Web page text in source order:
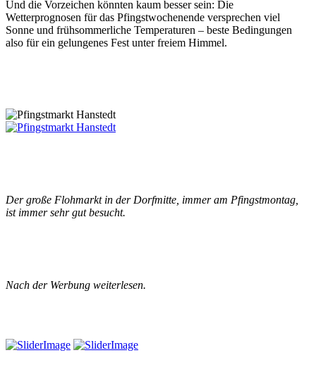
Und die Vorzeichen könnten kaum besser sein: Die
Wetterprognosen für das Pfingstwochenende versprechen viel
Sonne und frühsommerliche Temperaturen – beste Bedingungen
also für ein gelungenes Fest unter freiem Himmel.
Der große Flohmarkt in der Dorfmitte, immer am Pfingstmontag,
ist immer sehr gut besucht.
Nach der Werbung weiterlesen.